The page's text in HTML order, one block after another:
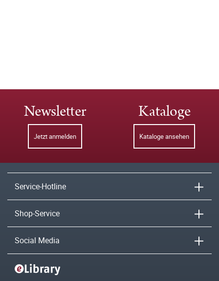
Newsletter
Jetzt anmelden
Kataloge
Kataloge ansehen
Service-Hotline
Shop-Service
Social Media